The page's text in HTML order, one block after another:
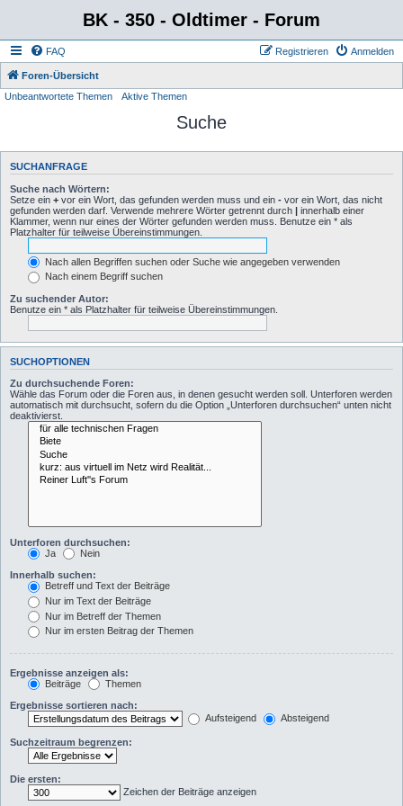
BK - 350 - Oldtimer - Forum
FAQ Anmelden
Registrieren
Foren-Übersicht
Unbeantwortete Themen
Aktive Themen
Suche
SUCHANFRAGE
Suche nach Wörtern:
Setze ein + vor ein Wort, das gefunden werden muss und ein - vor ein Wort, das nicht
gefunden werden darf. Verwende mehrere Wörter getrennt durch | innerhalb einer
Klammer, wenn nur eines der Wörter gefunden werden muss. Benutze ein * als
Platzhalter für teilweise Übereinstimmungen.
Nach allen Begriffen suchen oder Suche wie angegeben verwenden
Nach einem Begriff suchen
Zu suchender Autor:
Benutze ein * als Platzhalter für teilweise Übereinstimmungen.
SUCHOPTIONEN
Zu durchsuchende Foren:
Wähle das Forum oder die Foren aus, in denen gesucht werden soll. Unterforen werden
automatisch mit durchsucht, sofern du die Option „Unterforen durchsuchen“ unten nicht
deaktivierst.
Unterforen durchsuchen:
Ja
Nein
Innerhalb suchen:
Betreff und Text der Beiträge
Nur im Text der Beiträge
Nur im Betreff der Themen
Nur im ersten Beitrag der Themen
Ergebnisse anzeigen als:
Beiträge
Themen
Ergebnisse sortieren nach:
Aufsteigend
Absteigend
Suchzeitraum begrenzen:
Die ersten:
Zeichen der Beiträge anzeigen